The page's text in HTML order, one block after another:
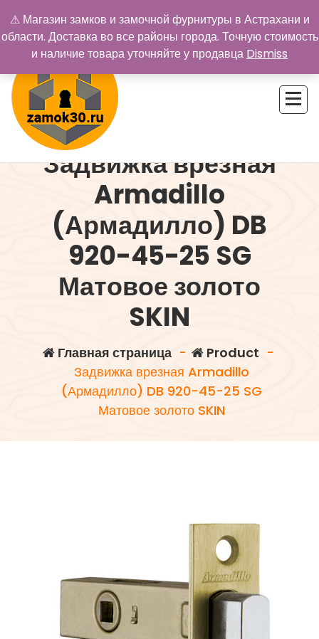
содержимому
Задвижка врезная
Armadillo
(Армадилло) DB
920-45-25 SG
Матовое золото
SKIN
Главная страница - Product -
Задвижка врезная Armadillo
(Армадилло) DB 920-45-25 SG
Матовое золото SKIN
⚠ Магазин замков и замочной фурнитуры в Астрахани и
области. Доставка во все районы города. Точную стоимость
и наличие товара уточняйте у продавца Dismiss